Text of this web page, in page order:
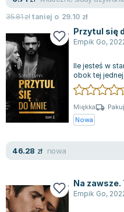
35.81złtaniej o 29.10 zł
Przytul się
Empik Go,
Ile jesteś w
obok tej
Sinclair nigdy
Miękka
Nowa
46.28 zł nowa
Na zawsze.
Empik Go,